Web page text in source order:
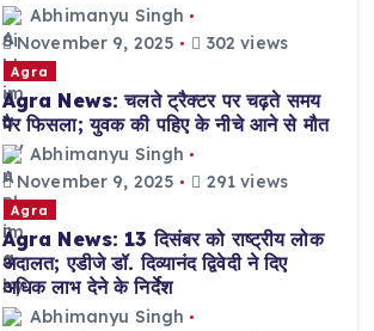
Abhimanyu Singh
November 9, 2025
302 views
Agra
Agra News: चलते ट्रैक्टर पर चढ़ते समय
पैर फिसला; युवक की पहिए के नीचे आने से मौत
Abhimanyu Singh
November 9, 2025
291 views
Agra
Agra News: 13 दिसंबर को राष्ट्रीय लोक
अदालत; एडीजे डॉ. दिव्यानंद द्विवेदी ने दिए
अधिक लाभ देने के निर्देश
Abhimanyu Singh